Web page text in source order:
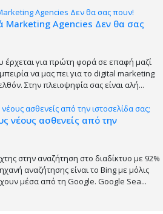
Marketing Agencies Δεν θα σας
έρχεται για πρώτη φορά σε επαφή μαζί
να μας πει για το digital marketing
Στην πλειοψηφία σας είναι αλή...
νέους ασθενείς από την
στην αναζήτηση στο διαδίκτυο με 92%
αναζήτησης είναι το Bing με μόλις
μέσα από τη Google. Google Sea...